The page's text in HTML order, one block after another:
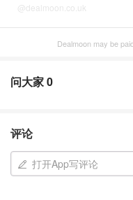
@dealmoon.co.uk
Dealmoon may be
问大家0
评论
打开App写评论